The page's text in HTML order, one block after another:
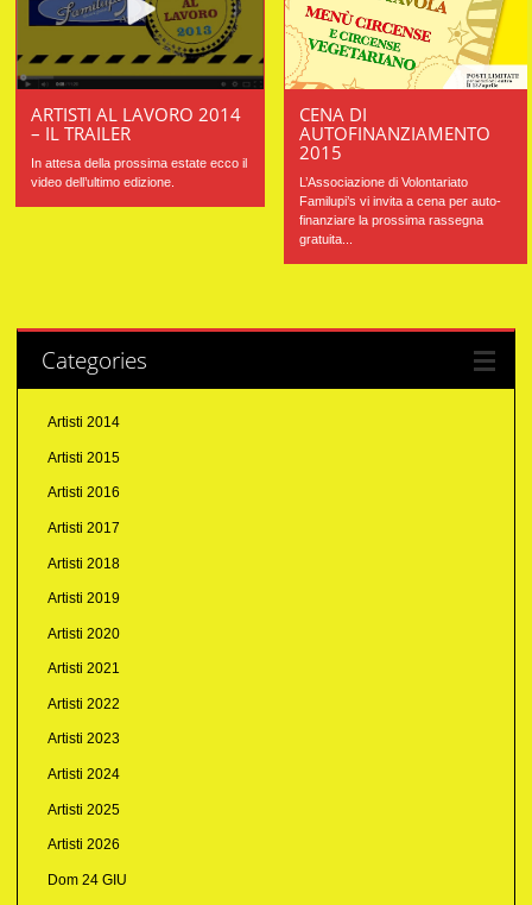
ARTISTI AL LAVORO 2014
– IL TRAILER
In attesa della prossima estate ecco il
video dell’ultimo edizione.
CENA DI
AUTOFINANZIAMENTO
2015
L’Associazione di Volontariato
Familupi’s vi invita a cena per auto-
finanziare la prossima rassegna
gratuita...
Categories
Artisti 2014
Artisti 2015
Artisti 2016
Artisti 2017
Artisti 2018
Artisti 2019
Artisti 2020
Artisti 2021
Artisti 2022
Artisti 2023
Artisti 2024
Artisti 2025
Artisti 2026
Dom 24 GIU